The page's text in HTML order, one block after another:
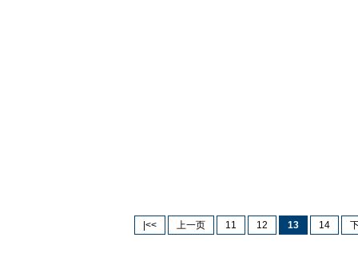
|<< 上一页 11 12 13 14